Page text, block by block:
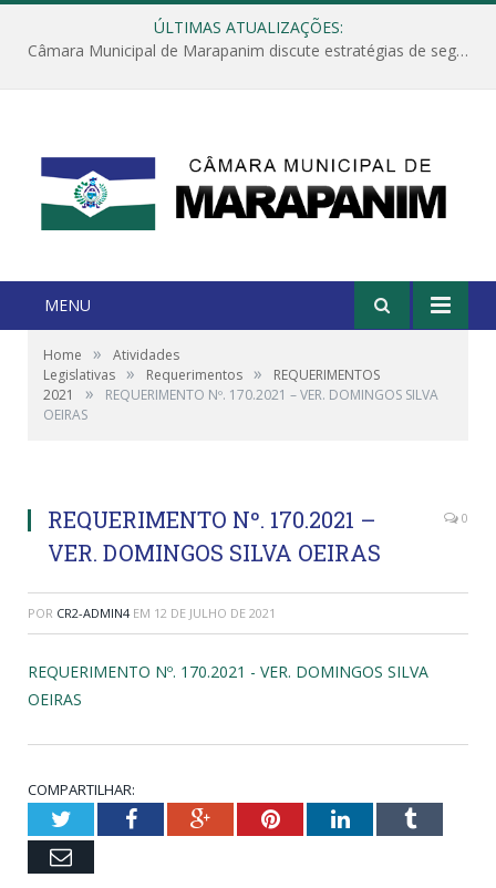
ÚLTIMAS ATUALIZAÇÕES:
Câmara Municipal de Marapanim discute estratégias de segurança com autoridades e poder executivo
MENU
Home »
Atividades
Legislativas » Requerimentos »
REQUERIMENTOS
2021
»
REQUERIMENTO Nº. 170.2021 – VER. DOMINGOS SILVA
OEIRAS
REQUERIMENTO Nº. 170.2021 –
VER. DOMINGOS SILVA OEIRAS
0
POR CR2-ADMIN4 EM 12 DE JULHO DE 2021
REQUERIMENTO Nº. 170.2021 - VER. DOMINGOS SILVA
OEIRAS
COMPARTILHAR:
TwitterFacebookGoogle+PinterestLinkedInTumblr
Email